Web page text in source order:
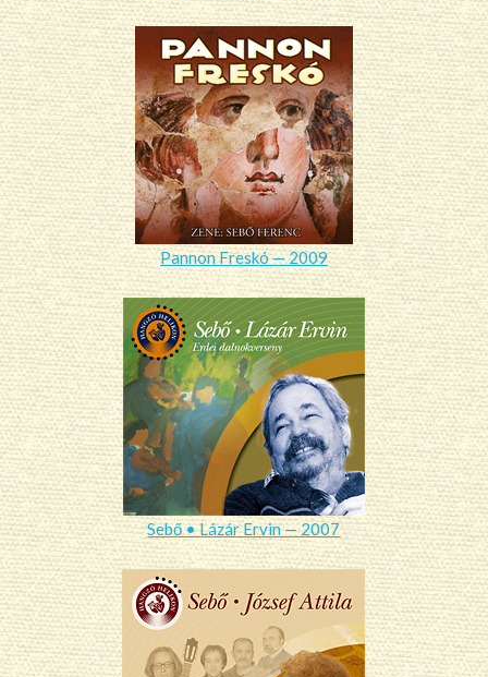
Pannon Freskó — 2009
Sebő • Lázár Ervin — 2007